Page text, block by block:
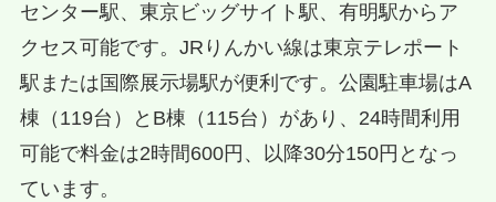
センター駅、東京ビッグサイト駅、有明駅からア
クセス可能です。JRりんかい線は東京テレポート
駅または国際展示場駅が便利です。公園駐車場はA
棟（119台）とB棟（115台）があり、24時間利用
可能で料金は2時間600円、以降30分150円となっ
ています。